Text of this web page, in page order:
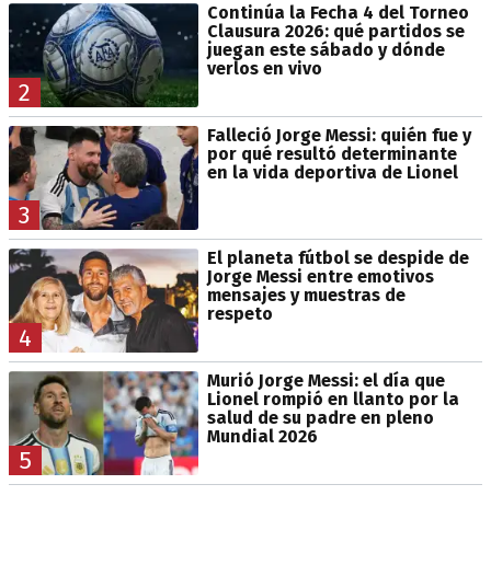
2
Continúa la Fecha 4 del Torneo
Clausura 2026: qué partidos se
juegan este sábado y dónde
verlos en vivo
3
Falleció Jorge Messi: quién fue y
por qué resultó determinante
en la vida deportiva de Lionel
4
El planeta fútbol se despide de
Jorge Messi entre emotivos
mensajes y muestras de
respeto
5
Murió Jorge Messi: el día que
Lionel rompió en llanto por la
salud de su padre en pleno
Mundial 2026